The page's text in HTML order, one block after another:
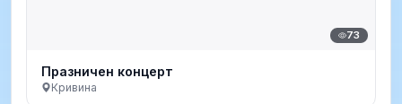
73
Празничен концерт
Кривина